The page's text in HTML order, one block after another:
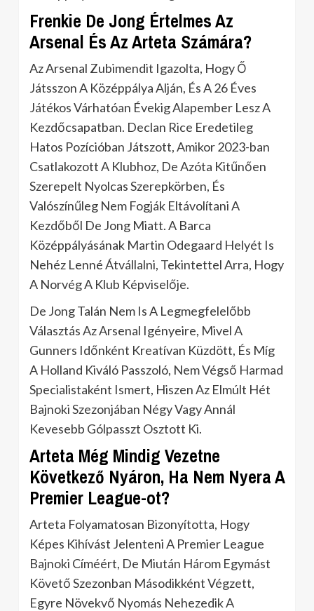
Frenkie De Jong Értelmes Az
Arsenal És Az Arteta Számára?
Az Arsenal Zubimendit Igazolta, Hogy Ő
Játsszon A Középpálya Alján, És A 26 Éves
Játékos Várhatóan Évekig Alapember Lesz A
Kezdőcsapatban. Declan Rice Eredetileg
Hatos Pozícióban Játszott, Amikor 2023-ban
Csatlakozott A Klubhoz, De Azóta Kitűnően
Szerepelt Nyolcas Szerepkörben, És
Valószínűleg Nem Fogják Eltávolítani A
Kezdőből De Jong Miatt. A Barca
Középpályásának Martin Odegaard Helyét Is
Nehéz Lenné Átvállalni, Tekintettel Arra, Hogy
A Norvég A Klub Képviselője.
De Jong Talán Nem Is A Legmegfelelőbb
Választás Az Arsenal Igényeire, Mivel A
Gunners Időnként Kreatívan Küzdött, És Míg
A Holland Kiváló Passzoló, Nem Végső Harmad
Specialistaként Ismert, Hiszen Az Elmúlt Hét
Bajnoki Szezonjában Négy Vagy Annál
Kevesebb Gólpasszt Osztott Ki.
Arteta Még Mindig Vezetne
Következő Nyáron, Ha Nem Nyera A
Premier League-ot?
Arteta Folyamatosan Bizonyította, Hogy
Képes Kihívást Jelenteni A Premier League
Bajnoki Címéért, De Miután Három Egymást
Követő Szezonban Másodikként Végzett,
Egyre Növekvő Nyomás Nehezedik A